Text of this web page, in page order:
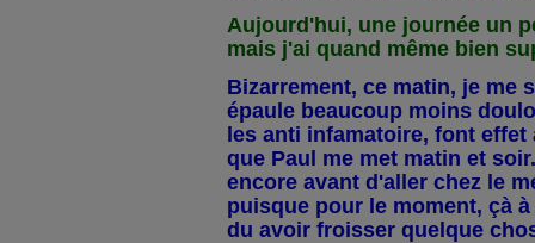
Aujourd'hui, une journée un
mais j'ai quand même bien
Bizarrement, ce matin, je me
épaule beaucoup moins
les anti infamatoire, font
que Paul me met matin et
encore avant d'aller chez le
puisque pour le moment, çà
du avoir froisser quelque